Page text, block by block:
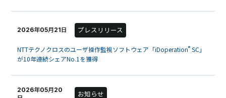
2026年05月21日 プレスリリース
NTTテクノクロスのユーザ操作監視ソフトウェア「iDoperation®SC」
が10年連続シェアNo.1を獲得
2026年05月20
お知らせ